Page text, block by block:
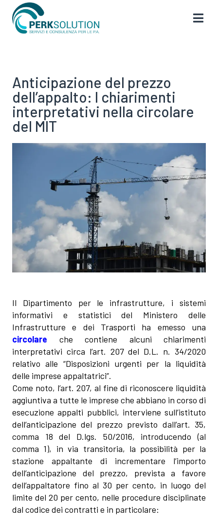
Anticipazione del prezzo
dell’appalto: I chiarimenti
interpretativi nella circolare
del MIT
Il Dipartimento per le infrastrutture, i sistemi
informativi e statistici del Ministero delle
Infrastrutture e dei Trasporti ha emesso una
circolare che contiene alcuni chiarimenti
interpretativi circa l’art. 207 del D.L. n. 34/2020
relativo alle “Disposizioni urgenti per la liquidità
delle imprese appaltatrici”.
Come noto, l’art. 207, al fine di riconoscere liquidità
aggiuntiva a tutte le imprese che abbiano in corso di
esecuzione appalti pubblici, interviene sull’istituto
dell’anticipazione del prezzo previsto dall’art. 35,
comma 18 del D.lgs. 50/2016, introducendo (al
comma 1), in via transitoria, la possibilità per la
stazione appaltante di incrementare l’importo
dell’anticipazione del prezzo, prevista a favore
dell’appaltatore fino al 30 per cento, in luogo del
limite del 20 per cento, nelle procedure disciplinate
dal codice dei contratti e in particolare: